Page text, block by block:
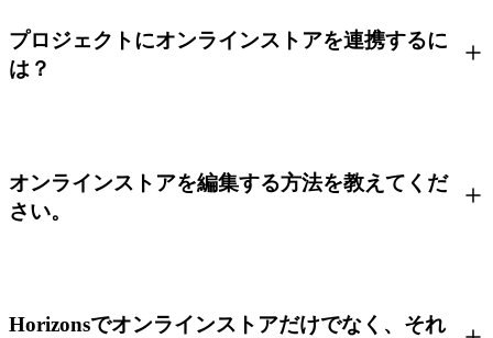
プロジェクトにオンラインストアを連携するに
は？
オンラインストアを編集する方法を教えてくだ
さい。
Horizonsでオンラインストアだけでなく、それ